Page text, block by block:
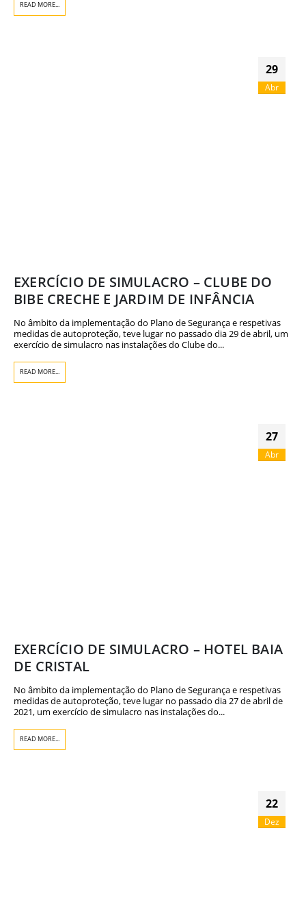
READ MORE...
29
Abr
EXERCÍCIO DE SIMULACRO – CLUBE DO
BIBE CRECHE E JARDIM DE INFÂNCIA
No âmbito da implementação do Plano de Segurança e respetivas
medidas de autoproteção, teve lugar no passado dia 29 de abril, um
exercício de simulacro nas instalações do Clube do...
READ MORE...
27
Abr
EXERCÍCIO DE SIMULACRO – HOTEL BAIA
DE CRISTAL
No âmbito da implementação do Plano de Segurança e respetivas
medidas de autoproteção, teve lugar no passado dia 27 de abril de
2021, um exercício de simulacro nas instalações do...
READ MORE...
22
Dez